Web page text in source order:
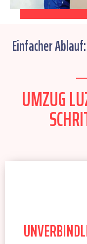
Einfacher
UMZUG